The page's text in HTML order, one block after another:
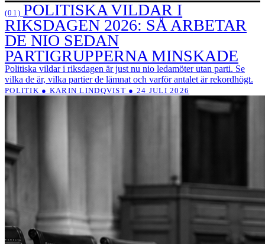
(01) POLITISKA VILDAR I
RIKSDAGEN 2026: SÅ ARBETAR
DE NIO SEDAN
PARTIGRUPPERNA MINSKADE
Politiska vildar i riksdagen är just nu nio ledamöter utan parti. Se
vilka de är, vilka partier de lämnat och varför antalet är rekordhögt.
POLITIK ● KARIN LINDQVIST ● 24 JULI 2026